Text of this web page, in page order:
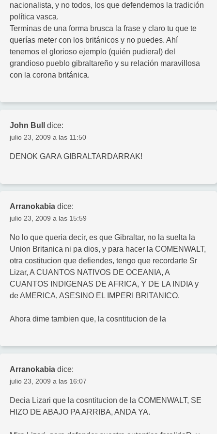
nacionalista, y no todos, los que defendemos la tradición
política vasca.
Terminas de una forma brusca la frase y claro tu que te
querías meter con los británicos y no puedes. Ahí
tenemos el glorioso ejemplo (quién pudiera!) del
grandioso pueblo gibraltareño y su relación maravillosa
con la corona británica.
John Bull dice:
julio 23, 2009 a las 11:50
DENOK GARA GIBRALTARDARRAK!
Arranokabia dice:
julio 23, 2009 a las 15:59
No lo que queria decir, es que Gibraltar, no la suelta la
Union Britanica ni pa dios, y para hacer la COMENWALT,
otra costitucion que defiendes, tengo que recordarte Sr
Lizar, A CUANTOS NATIVOS DE OCEANIA, A
CUANTOS INDIGENAS DE AFRICA, Y DE LA INDIA y
de AMERICA, ASESINO EL IMPERI BRITANICO.
Ahora dime tambien que, la cosntitucion de la
Arranokabia dice:
julio 23, 2009 a las 16:07
Decia Lizari que la cosntitucion de la COMENWALT, SE
HIZO DE ABAJO PA ARRIBA, ANDA YA.